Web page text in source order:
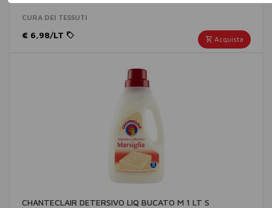
CURA DEI TESSUTI
Acquista
€ 6,98/LT
CHANTECLAIR DETERSIVO LIQ BUCATO M 1 LT S